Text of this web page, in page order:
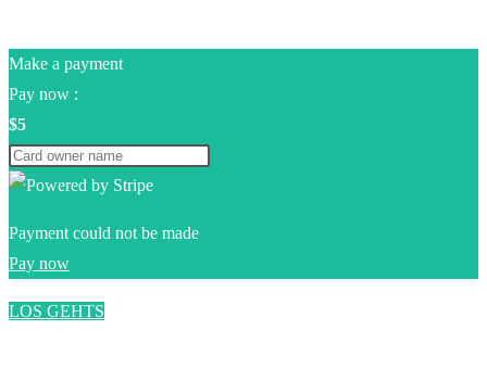
Make a payment
Pay now :
$5
Payment could not be made
Pay now
LOS GEHTS